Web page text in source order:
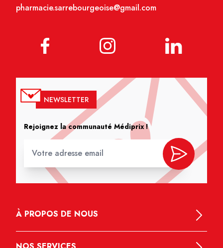
pharmacie.sarrebourgeoise@gmail.com
NEWSLETTER
Rejoignez la communauté Médiprix !
À PROPOS DE NOUS